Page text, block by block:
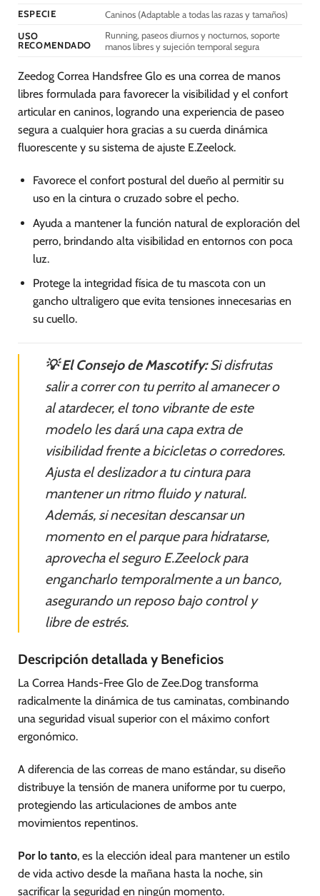
página
producto
ESPECIE
Caninos (Adaptable a todas las razas y tamaños)
USO
RECOMENDADO
Running, paseos diurnos y nocturnos, soporte
manos libres y sujeción temporal segura
Zeedog Correa Handsfree Glo es una correa de manos
libres formulada para favorecer la visibilidad y el confort
articular en caninos, logrando una experiencia de paseo
segura a cualquier hora gracias a su cuerda dinámica
fluorescente y su sistema de ajuste E.Zeelock.
Favorece el confort postural del dueño al permitir su
uso en la cintura o cruzado sobre el pecho.
Ayuda a mantener la función natural de exploración del
perro, brindando alta visibilidad en entornos con poca
luz.
Protege la integridad física de tu mascota con un
gancho ultraligero que evita tensiones innecesarias en
su cuello.
💡 El Consejo de Mascotify:Si disfrutas
salir a correr con tu perrito al amanecer o
al atardecer, el tono vibrante de este
modelo les dará una capa extra de
visibilidad frente a bicicletas o corredores.
Ajusta el deslizador a tu cintura para
mantener un ritmo fluido y natural.
Además, si necesitan descansar un
momento en el parque para hidratarse,
aprovecha el seguro E.Zeelock para
engancharlo temporalmente a un banco,
asegurando un reposo bajo control y
libre de estrés.
Descripción detallada y Beneficios
La Correa Hands-Free Glo de Zee.Dog transforma
radicalmente la dinámica de tus caminatas, combinando
una seguridad visual superior con el máximo confort
ergonómico.
A diferencia de las correas de mano estándar, su diseño
distribuye la tensión de manera uniforme por tu cuerpo,
protegiendo las articulaciones de ambos ante
movimientos repentinos.
Por lo tanto, es la elección ideal para mantener un estilo
de vida activo desde la mañana hasta la noche, sin
sacrificar la seguridad en ningún momento.